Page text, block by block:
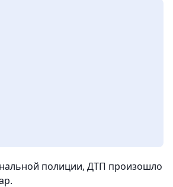
полиции, ДТП произошло